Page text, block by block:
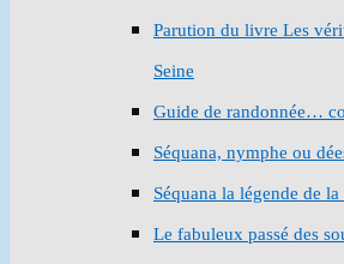
Parution du livre Les
Seine
Guide de randonnée…
Séquana, nymphe ou
Séquana la légende de la
Le fabuleux passé des